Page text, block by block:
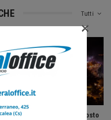
Tutti
Acadie Club presenta: Agosto
×